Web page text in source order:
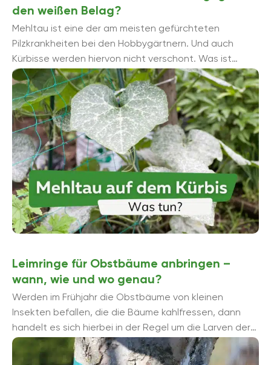
den weißen Belag?
Mehltau ist eine der am meisten gefürchteten
Pilzkrankheiten bei den Hobbygärtnern. Und auch
Kürbisse werden hiervon nicht verschont. Was ist
daher zu tun, wenn der Belag auf ...
Leimringe für Obstbäume anbringen –
wann, wie und wo genau?
Werden im Frühjahr die Obstbäume von kleinen
Insekten befallen, die die Bäume kahlfressen, dann
handelt es sich hierbei in der Regel um die Larven der
Frostspanner. Hierbei ...